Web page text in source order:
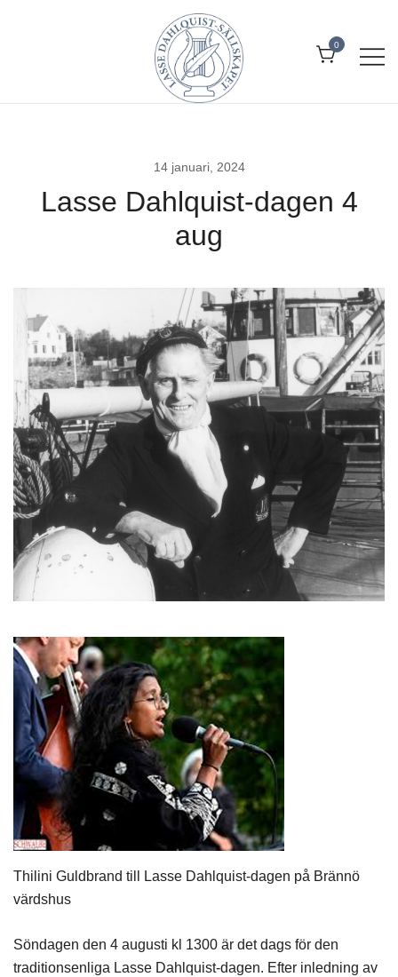
0
14 januari, 2024
Lasse Dahlquist-dagen 4
aug
Thilini Guldbrand till Lasse Dahlquist-dagen på Brännö
värdshus
Söndagen den 4 augusti kl 1300 är det dags för den
traditionsenliga Lasse Dahlquist-dagen. Efter inledning av